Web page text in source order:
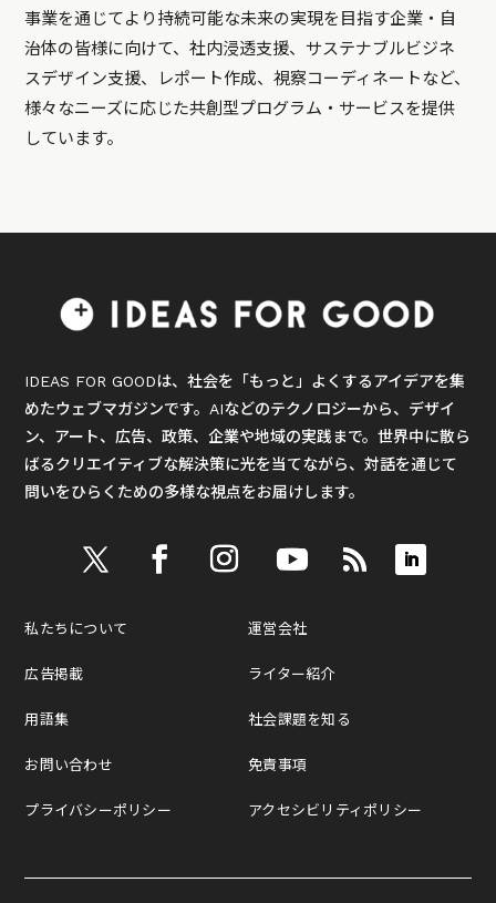
事業を通じてより持続可能な未来の実現を目指す企業・自
治体の皆様に向けて、社内浸透支援、サステナブルビジネ
スデザイン支援、レポート作成、視察コーディネートなど、
様々なニーズに応じた共創型プログラム・サービスを提供
しています。
IDEAS FOR GOODは、社会を「もっと」よくするアイデアを集
めたウェブマガジンです。AIなどのテクノロジーから、デザイ
ン、アート、広告、政策、企業や地域の実践まで。世界中に散ら
ばるクリエイティブな解決策に光を当てながら、対話を通じて
問いをひらくための多様な視点をお届けします。
私たちについて
広告掲載
用語集
お問い合わせ
プライバシーポリシー
運営会社
ライター紹介
社会課題を知る
免責事項
アクセシビリティポリシー